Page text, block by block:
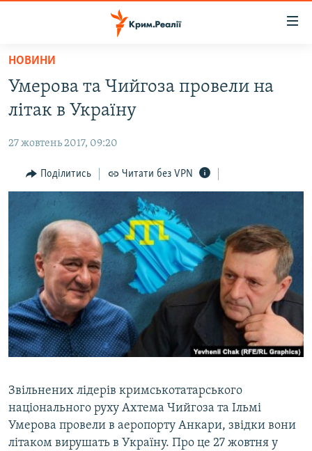
Перейти
основного
матеріалу
до
навігації
Перейти
пошуку
ВОДА.КРИМ
ВІДЕО ТА ФОТО
ПОЛІТИКА
БЛОГИ
ПОГЛЯД
ІНТЕРВ'Ю
ВСЕ ЗА ДЕНЬ
СПЕЦПРОЕКТИ
ДЕПОРТАЦІЯ
ВІДЕОУРОКИ «ELIFBE»
СВІДЧЕННЯ ОКУПАЦІЇ
ЯК ОБІЙТИ БЛОКУВАННЯ
Русский
Qırımtatar
НОВИНИ
Умерова та Чийгоза провели на
літак в Україну
27 жовтень 2017, 09:20
Поділитись Читати без VPN
Звільнених лідерів кримськотатарського
національного руху Ахтема Чийгоза та Ільмі
Умерова провели в аеропорту Анкари, звідки вони
літаком вирушать в Україну. Про це 27 жовтня у